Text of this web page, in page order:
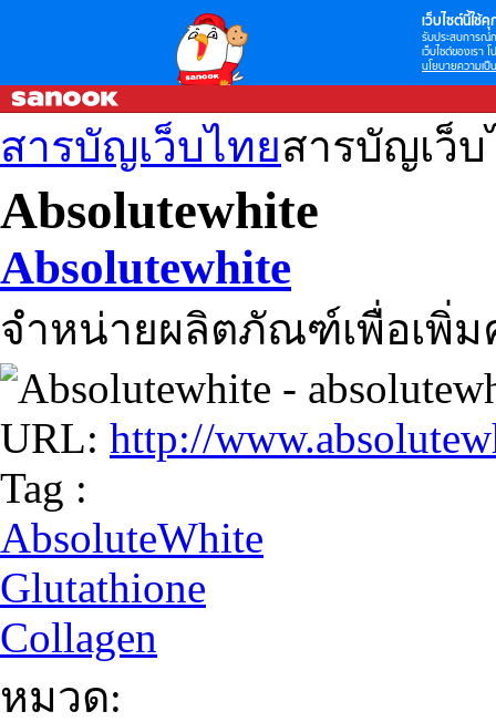
เว็บไซต์นี้ใช้คุ
รับประสบการณ์
เว็บไซต์ของเรา
นโยบายความเป็
สารบัญเว็บไทยสารบัญเว็
Absolutewhite
Absolutewhite
จำหน่ายผลิตภัณฑ์เพื่อเพิ่ม
URL: http://
Tag :
AbsoluteWhite
Glutathione
Collagen
หมวด: